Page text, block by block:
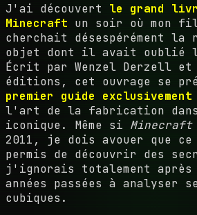
J'ai découvert le grand
Minecraft un soir où mon
cherchait désespérément la
objet dont il avait oublié
Écrit par Wenzel Derzell et
éditions, cet ouvrage se
premier guide exclusivement
l'art de la fabrication
iconique. Même si Minecraft
2011, je dois avouer que ce
permis de découvrir des
j'ignorais totalement après
années passées à analyser
cubiques.